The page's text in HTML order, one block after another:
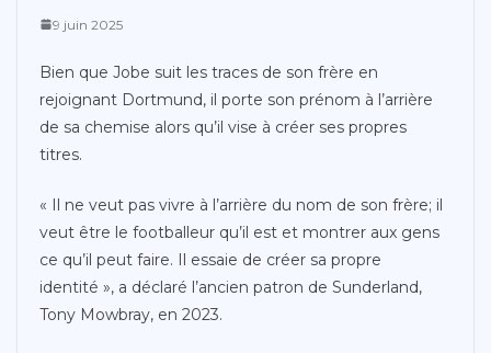
9 juin 2025
Bien que Jobe suit les traces de son frère en
rejoignant Dortmund, il porte son prénom à l’arrière
de sa chemise alors qu’il vise à créer ses propres
titres.
« Il ne veut pas vivre à l’arrière du nom de son frère; il
veut être le footballeur qu’il est et montrer aux gens
ce qu’il peut faire. Il essaie de créer sa propre
identité », a déclaré l’ancien patron de Sunderland,
Tony Mowbray, en 2023.